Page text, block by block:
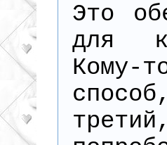
Это
для
Кому-